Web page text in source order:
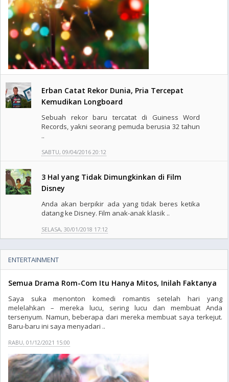
Erban Catat Rekor Dunia, Pria Tercepat
Kemudikan Longboard
Sebuah rekor baru tercatat di Guiness Word
Records, yakni seorang pemuda berusia 32 tahun
..
SABTU, 09/04/2016 20:12
3 Hal yang Tidak Dimungkinkan di Film
Disney
Anda akan berpikir ada yang tidak beres ketika
datang ke Disney. Film anak-anak klasik ..
SELASA, 30/01/2018 17:12
ENTERTAINMENT
Semua Drama Rom-Com Itu Hanya Mitos, Inilah Faktanya
Saya suka menonton komedi romantis setelah hari yang
melelahkan – mereka lucu, sering lucu dan membuat Anda
tersenyum. Namun, beberapa dari mereka membuat saya terkejut.
Baru-baru ini saya menyadari ..
RABU, 01/12/2021 15:00